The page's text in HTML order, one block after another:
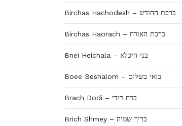
Birchas Hachodesh – ברכת החודש
Birchas Haorach – ברכת האורח
Bnei Heichala – בני היכלא
Boee Beshalom – בואי בשלום
Brach Dodi – ברח דודי
Brich Shmey – בריך שמיה